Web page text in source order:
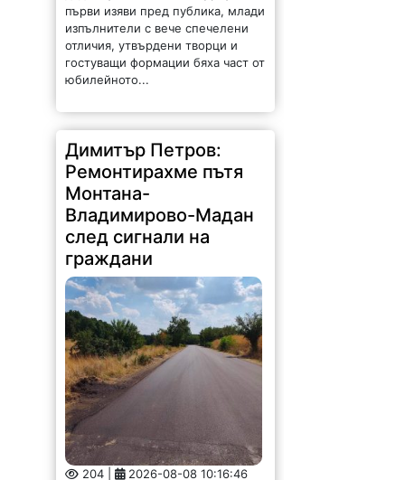
първи изяви пред публика, млади
изпълнители с вече спечелени
отличия, утвърдени творци и
гостуващи формации бяха част от
юбилейното...
Димитър Петров:
Ремонтирахме пътя
Монтана-
Владимирово-Мадан
след сигнали на
граждани
204 | 2026-08-08 10:16:46